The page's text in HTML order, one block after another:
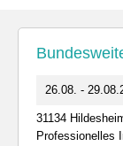
26.08. -
31134
Professionelles